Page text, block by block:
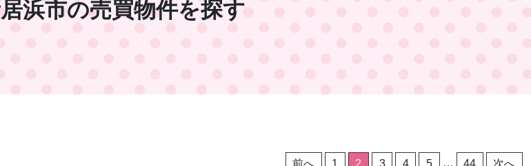
浜市の売買物件を探す
前へ 1 2 3 4 5 … 44 次へ